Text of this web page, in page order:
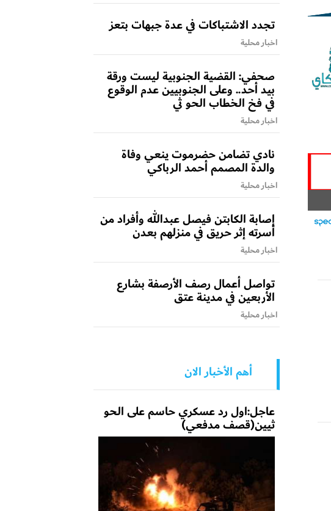
تجدد الاشتباكات في عدة جبهات بتعز
اخبار محلية
صحفي: القضية الجنوبية ليست ورقة
بيد أحد.. وعلى الجنوبيين عدم الوقوع
في فخ الخطاب الحو ثي
اخبار محلية
نادي تضامن حضرموت ينعي وفاة
والدة المصمم أحمد الرباكي
اخبار محلية
إصابة الكابتن فيصل عبدالله وأفراد من
أسرته إثر حريق في منزلهم بعدن
اخبار محلية
تواصل أعمال رصف الأرصفة بشارع
الأربعين في مدينة عتق
اخبار محلية
أهم الأخبار الان
عاجل:اول رد عسكري حاسم على الحو
ثيين(قصف مدفعي)